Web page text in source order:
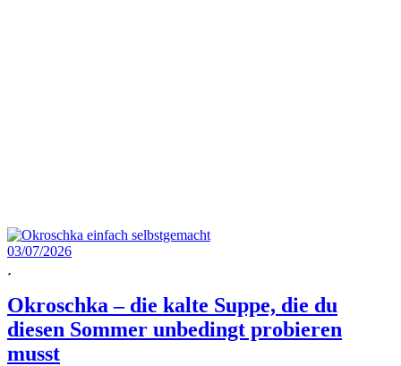
03/07/2026
Okroschka – die kalte Suppe, die du
diesen Sommer unbedingt probieren
musst